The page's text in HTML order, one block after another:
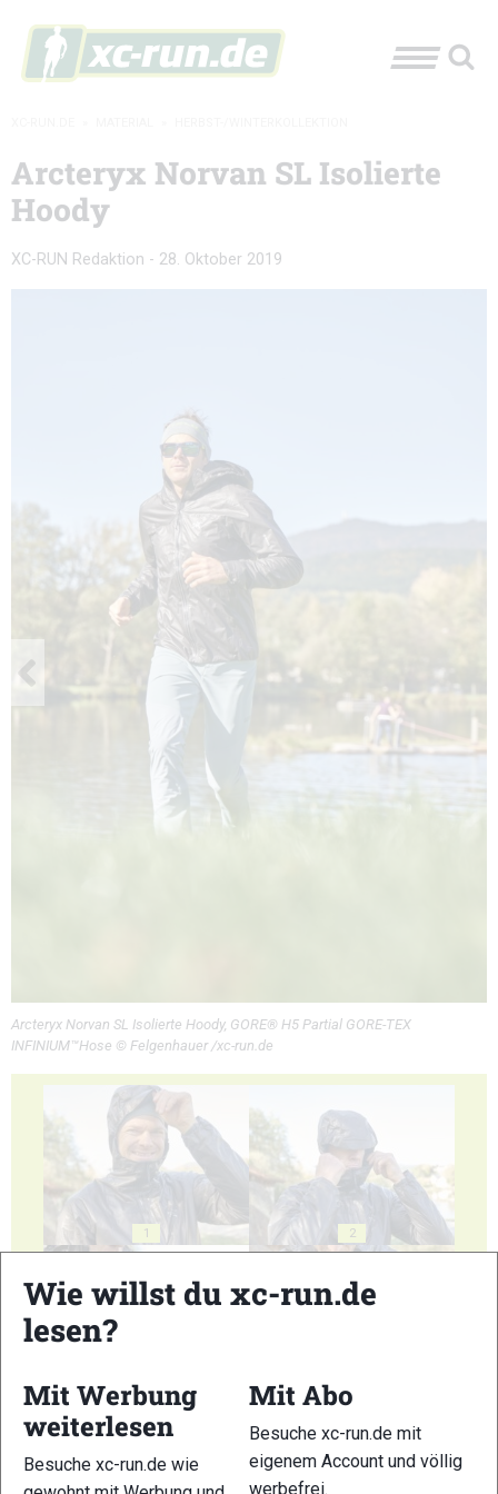
Arcteryx Norvan SL Isolierte
Hoody
XC-RUN Redaktion - 28. Oktober 2019
Arcteryx Norvan SL Isolierte Hoody, GORE® H5 Partial GORE-TEX
INFINIUM™Hose © Felgenhauer /xc-run.de
1 2
3 4
Wie willst du xc-run.de
lesen?
Mit Werbung
weiterlesen
Besuche xc-run.de wie
Mit Abo
Besuche xc-run.de mit
eigenem Account und völlig
werbefrei.